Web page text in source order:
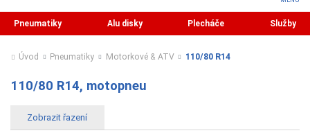
Pneumatiky Alu disky Plecháče Služby
Úvod Pneumatiky Motorkové & ATV 110/80 R14
110/80 R14, motopneu